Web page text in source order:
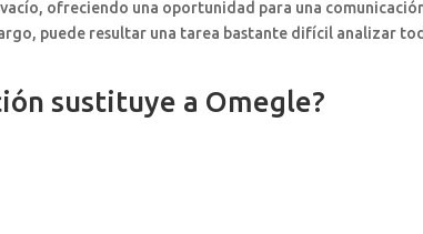
ofreciendo una oportunidad para una
puede resultar una tarea bastante difícil analizar
sustituye a Omegle?